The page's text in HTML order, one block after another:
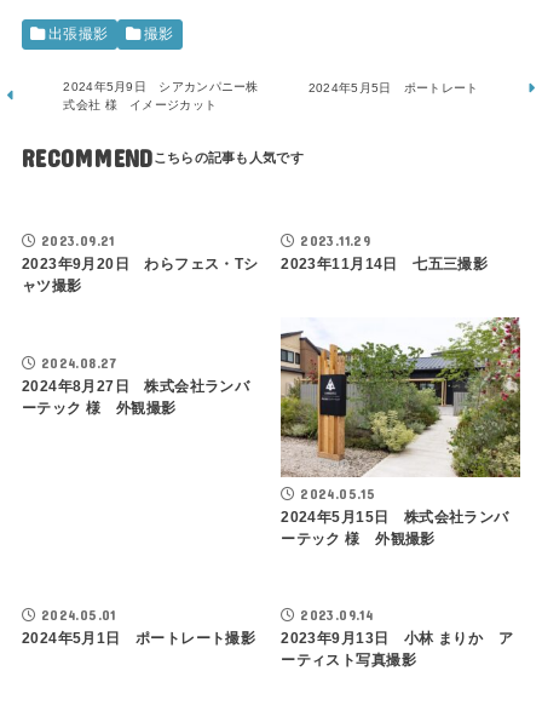
出張撮影 撮影
2024年5月9日 シアカンパニー株
式会社 様 イメージカット
2024年5月5日 ポートレート
RECOMMEND
2023.09.21
2023年9月20日 わらフェス・Tシ
ャツ撮影
2023.11.29
2023年11月14日 七五三撮影
2024.08.27
2024年8月27日 株式会社ランバ
ーテック 様 外観撮影
2024.05.15
2024年5月15日 株式会社ランバ
ーテック 様 外観撮影
2024.05.01
2024年5月1日 ポートレート撮影
2023.09.14
2023年9月13日 小林 まりか ア
ーティスト写真撮影